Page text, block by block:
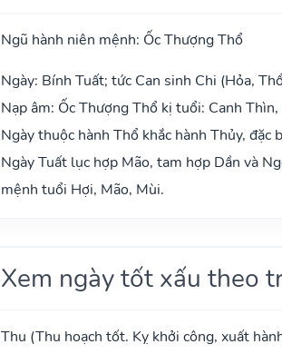
Ngũ hành niên mệnh: Ốc Thượng Thổ
Ngày: Bính Tuất; tức Can sinh Chi (Hỏa,
Nạp âm: Ốc Thượng Thổ kị tuổi: Canh
Ngày thuộc hành Thổ khắc hành Thủy,
Ngày Tuất lục hợp Mão, tam hợp Dần và
mệnh tuổi Hợi, Mão, Mùi.
Xem ngày tốt xấu theo
Thu (Thu hoạch tốt. Kỵ khởi công, xuất